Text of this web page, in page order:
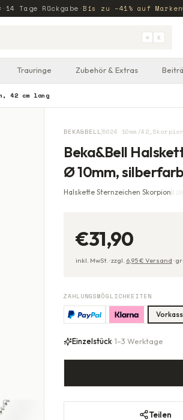
· 14 Tage Rückgabe ·Bis zu −41% auf
⌘ K
Trauringe Zubehör & Extras
42 cm lang
BEKA&BELL 5024 10mm/42_Skorpion
Beka&Bell
Ø 10mm,
Halskette Sternzeichen Skorpion
€31,90
inkl. MwSt. ·zzgl. 6,95€ Versand ·
ZAHLUNGSMÖGLICHKEITEN
Einzelstück· 1–3 Werktage
Teilen